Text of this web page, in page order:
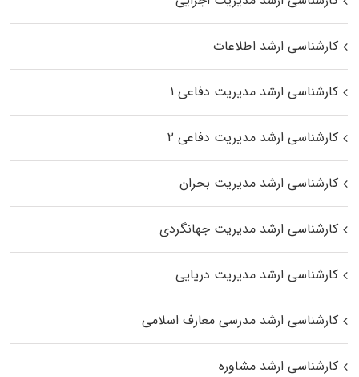
کارشناسی ارشد اطلاعات
کارشناسی ارشد مدیریت دفاعی ۱
کارشناسی ارشد مدیریت دفاعی ۲
کارشناسی ارشد مدیریت بحران
کارشناسی ارشد مدیریت جهانگردی
کارشناسی ارشد مدیریت دریایی
کارشناسی ارشد مدرسی معارف اسلامی
کارشناسی ارشد مشاوره